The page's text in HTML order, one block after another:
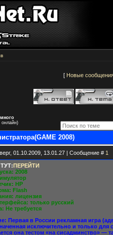
[ Новые
онлайн)
2008)
01.10.2009, 13.01.27 | Сообщение # 1
ПЕРЕЙТИ
2008
HP
Flash
лицензия
только русский
Не требуется
Первая в России рекламная игра
исключительно и только для
она тестом «на сисадминство» —